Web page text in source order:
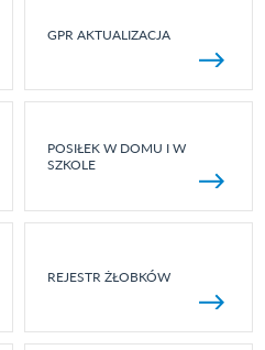
GPR AKTUALIZACJA
POSIŁEK W DOMU I W
SZKOLE
REJESTR ŻŁOBKÓW